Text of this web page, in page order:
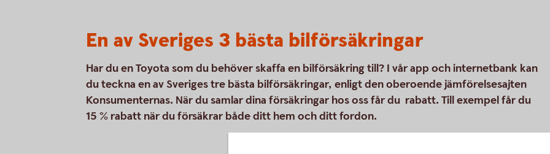
En av Sveriges 3 bästa bilförsäkringar
Har du en Toyota som du behöver skaffa en bilförsäkring till? I vår app och internetbank kan
du teckna en av Sveriges tre bästa bilförsäkringar, enligt den oberoende jämförelsesajten
Konsumenternas. När du samlar dina försäkringar hos oss får du rabatt. Till exempel får du
15 % rabatt när du försäkrar både ditt hem och ditt fordon.